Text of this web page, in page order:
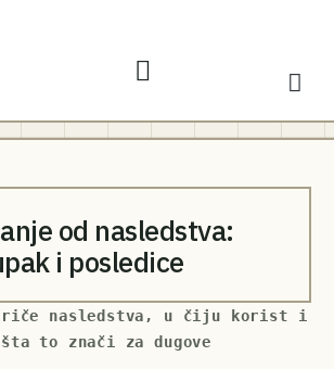
od nasledstva:
i posledice
nasledstva, u čiju korist i
šta to znači za dugove